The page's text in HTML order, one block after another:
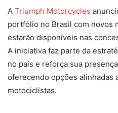
A Triumph Motorcycles
portfólio no Brasil com novos
estarão disponíveis nas
A iniciativa faz parte da
no país e reforça sua
oferecendo opções alinhadas
motociclistas.